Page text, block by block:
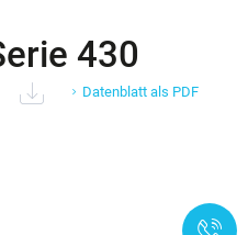
430
Datenblatt als PDF